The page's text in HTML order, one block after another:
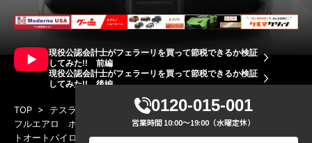
現役公認会計士がフェラーリを買って節税できるか検証
してみた!! 前編
現役公認会計士がフェラーリを買って節税できるか検証
してみた!! 後編
TOP > テスラ モデルX 75D 6シートインテリア CE Rapter
フルエアロ ホワイトインテリア ファルコンウィング エンハンス
トオートパイロット>_MG_0336
0120-015-001
営業時間 10:00～19:00（水曜定休）